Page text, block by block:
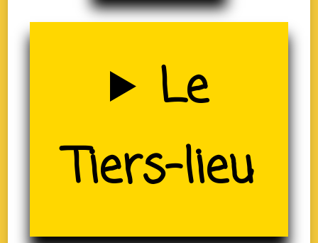
Uzerche
(19)
Le
Tiers-lieu